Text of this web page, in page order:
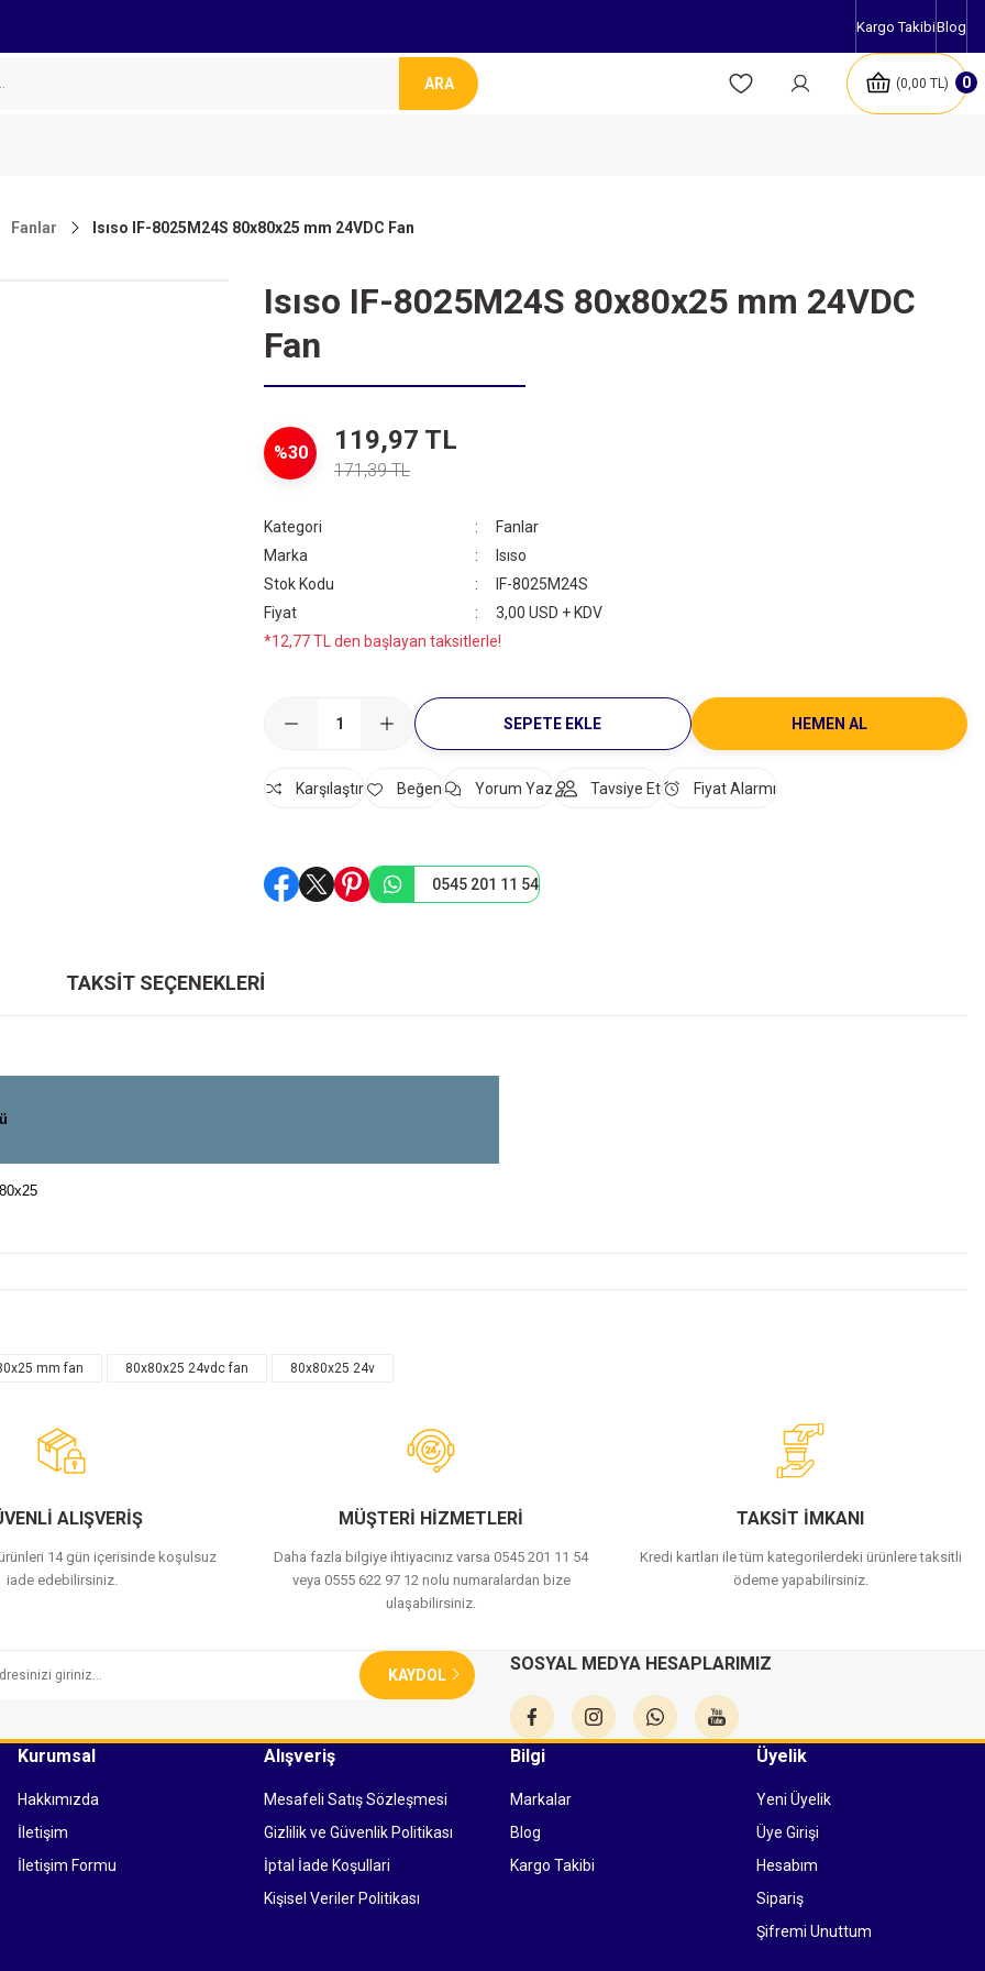
Kargo TakibiBlog
ARA 0
0,00 TL
Fanlar Isıso IF-8025M24S 80x80x25 mm 24VDC Fan
Isıso IF-8025M24S 80x80x25 mm 24VDC
Fan
%30 119,97 TL
171,39 TL
Kategori
Fanlar
Marka
Isıso
Stok Kodu
IF-8025M24S
Fiyat
3,00 USD + KDV
*12,77 TL den başlayan taksitlerle!
SEPETE EKLE HEMEN AL
Karşılaştır Yorum Yaz Tavsiye Et Fiyat Alarmı
0545 201 11 54
TAKSIT SEÇENEKLERI
mm fan 80x80x25 24vdc fan 80x80x25 24v
ALIŞVERİŞ
ürünleri 14 gün içerisinde koşulsuz
iade edebilirsiniz.
MÜŞTERİ HİZMETLERİ
Daha fazla bilgiye ihtiyacınız varsa 0545 201 11 54
veya 0555 622 97 12 nolu numaralardan bize
ulaşabilirsiniz.
TAKSİT İMKANI
Kredi kartları ile tüm kategorilerdeki ürünlere taksitli
ödeme yapabilirsiniz.
KAYDOL
SOSYAL MEDYA HESAPLARIMIZ
Kurumsal
Hakkımızda
İletişim
İletişim Formu
Alışveriş
Mesafeli Satış Sözleşmesi
Gizlilik ve Güvenlik Politikası
İptal İade Koşullari
Kişisel Veriler Politikası
Bilgi
Markalar
Blog
Kargo Takibi
Üyelik
Yeni Üyelik
Üye Girişi
Hesabım
Sipariş
Şifremi Unuttum